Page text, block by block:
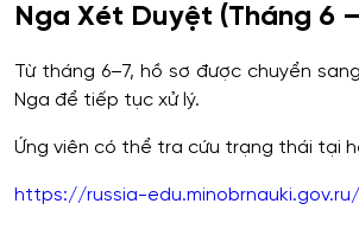
Nga Xét Duyệt (Tháng 6
Từ tháng 6–7, hồ sơ được chuyển
Nga để tiếp tục xử lý.
Ứng viên có thể tra cứu trạng thái tại
https://russia-edu.minobrnauki.gov.ru/